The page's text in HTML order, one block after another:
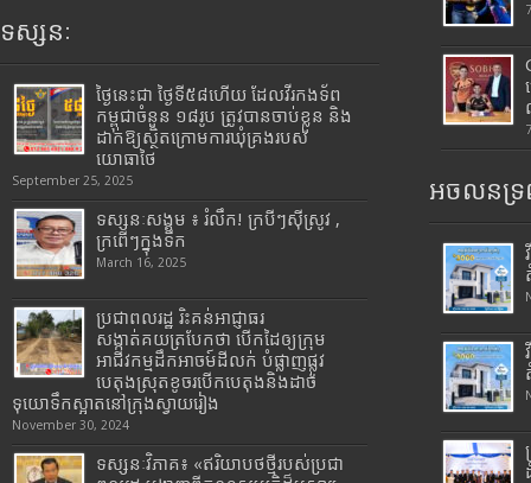
ទស្សនៈ
ថ្ងៃនេះជា ថ្ងៃទី៥៨ហើយ ដែលវីរកងទ័ព
កម្ពុជាចំនួន ១៨រូប ត្រូវបានចាប់ខ្លួន និង
ដាក់ឱ្យស្ថិតក្រោមការឃុំគ្រងរបស់
យោធាថៃ
September 25, 2025
ទស្សនៈសង្គម ៖ រំលឹក! ក្របីៗស៊ីស្រូវ ,
ក្រពើៗក្នុងទឹក
March 16, 2025
ប្រជាពលរដ្ឋ រិះគន់អាជ្ញាធរ
សង្កាត់គយត្របែកថា បើកដៃឲ្យក្រុម
អាជីវកម្មដឹកអាចម៍ដីលក់ បំផ្លាញផ្លូវ
បេតុងស្រុតខូចរបើកបេតុងនិងដាច់
ទុយោទឹកស្អាតនៅក្រុងស្វាយរៀង
November 30, 2024
ទស្សនៈវិភាគ៖ «ឥរិយាបថថ្មីរបស់ប្រជា
អចលនទ្រ